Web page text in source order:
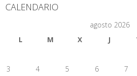
CALENDARIO
agosto 2026
L
M X J
3
4 5 6 7